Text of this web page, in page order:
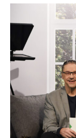
opettaa
käytännönläheisesti
Pyhästä
Hengestä